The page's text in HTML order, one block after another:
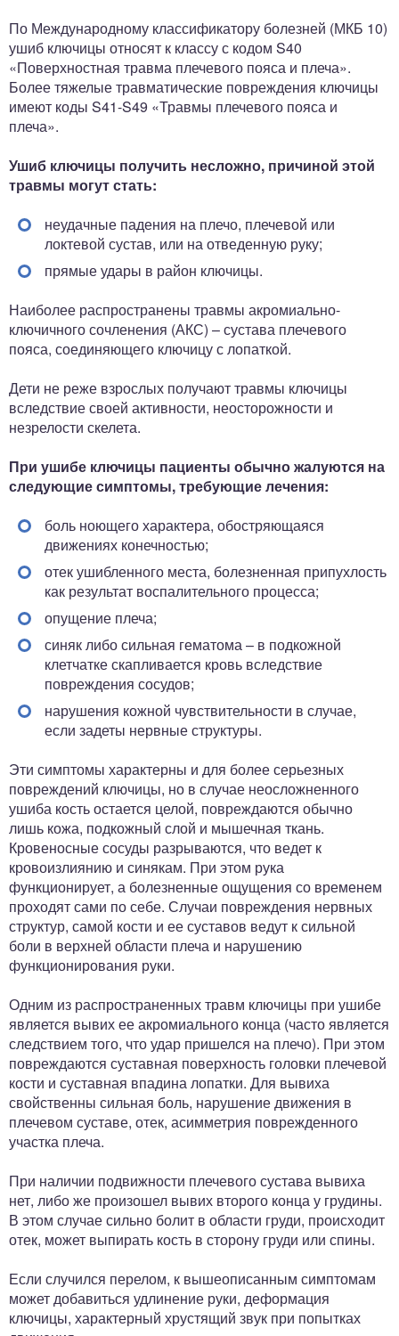
По Международному классификатору болезней (МКБ 10)
ушиб ключицы относят к классу с кодом S40
«Поверхностная травма плечевого пояса и плеча».
Более тяжелые травматические повреждения ключицы
имеют коды S41-S49 «Травмы плечевого пояса и
плеча».
Ушиб ключицы получить несложно, причиной этой
травмы могут стать:
неудачные падения на плечо, плечевой или
локтевой сустав, или на отведенную руку;
прямые удары в район ключицы.
Наиболее распространены травмы акромиально-
ключичного сочленения (АКС) – сустава плечевого
пояса, соединяющего ключицу с лопаткой.
Дети не реже взрослых получают травмы ключицы
вследствие своей активности, неосторожности и
незрелости скелета.
При ушибе ключицы пациенты обычно жалуются на
следующие симптомы, требующие лечения:
боль ноющего характера, обостряющаяся
движениях конечностью;
отек ушибленного места, болезненная припухлость
как результат воспалительного процесса;
опущение плеча;
синяк либо сильная гематома – в подкожной
клетчатке скапливается кровь вследствие
повреждения сосудов;
нарушения кожной чувствительности в случае,
если задеты нервные структуры.
Эти симптомы характерны и для более серьезных
повреждений ключицы, но в случае неосложненного
ушиба кость остается целой, повреждаются обычно
лишь кожа, подкожный слой и мышечная ткань.
Кровеносные сосуды разрываются, что ведет к
кровоизлиянию и синякам. При этом рука
функционирует, а болезненные ощущения со временем
проходят сами по себе. Случаи повреждения нервных
структур, самой кости и ее суставов ведут к сильной
боли в верхней области плеча и нарушению
функционирования руки.
Одним из распространенных травм ключицы при ушибе
является вывих ее акромиального конца (часто является
следствием того, что удар пришелся на плечо). При этом
повреждаются суставная поверхность головки плечевой
кости и суставная впадина лопатки. Для вывиха
свойственны сильная боль, нарушение движения в
плечевом суставе, отек, асимметрия поврежденного
участка плеча.
При наличии подвижности плечевого сустава вывиха
нет, либо же произошел вывих второго конца у грудины.
В этом случае сильно болит в области груди, происходит
отек, может выпирать кость в сторону груди или спины.
Если случился перелом, к вышеописанным симптомам
может добавиться удлинение руки, деформация
ключицы, характерный хрустящий звук при попытках